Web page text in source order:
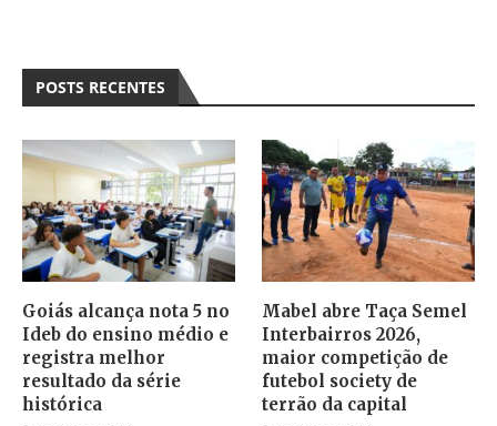
POSTS RECENTES
Goiás alcança nota 5 no
Ideb do ensino médio e
registra melhor
resultado da série
histórica
Mabel abre Taça Semel
Interbairros 2026,
maior competição de
futebol society de
terrão da capital